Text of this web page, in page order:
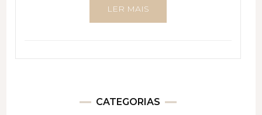
LER MAIS
CATEGORIAS